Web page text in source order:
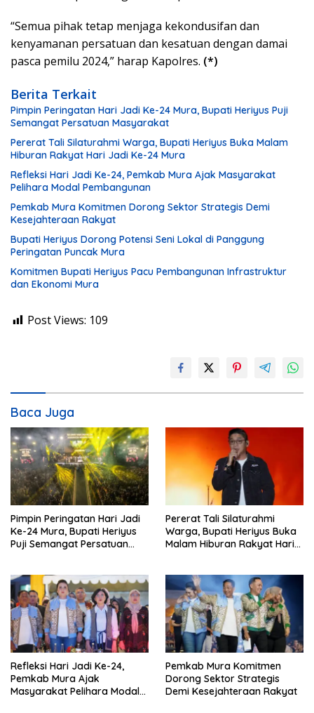
“Semua pihak tetap menjaga kekondusifan dan
kenyamanan persatuan dan kesatuan dengan damai
pasca pemilu 2024,” harap Kapolres. (*)
Berita Terkait
Pimpin Peringatan Hari Jadi Ke-24 Mura, Bupati Heriyus Puji
Semangat Persatuan Masyarakat
Pererat Tali Silaturahmi Warga, Bupati Heriyus Buka Malam
Hiburan Rakyat Hari Jadi Ke-24 Mura
Refleksi Hari Jadi Ke-24, Pemkab Mura Ajak Masyarakat
Pelihara Modal Pembangunan
Pemkab Mura Komitmen Dorong Sektor Strategis Demi
Kesejahteraan Rakyat
Bupati Heriyus Dorong Potensi Seni Lokal di Panggung
Peringatan Puncak Mura
Komitmen Bupati Heriyus Pacu Pembangunan Infrastruktur
dan Ekonomi Mura
Post Views: 109
Baca Juga
Pimpin Peringatan Hari Jadi
Ke-24 Mura, Bupati Heriyus
Puji Semangat Persatuan
Pererat Tali Silaturahmi
Warga, Bupati Heriyus Buka
Malam Hiburan Rakyat Hari
Refleksi Hari Jadi Ke-24,
Pemkab Mura Ajak
Masyarakat Pelihara Modal
Pemkab Mura Komitmen
Dorong Sektor Strategis
Demi Kesejahteraan Rakyat